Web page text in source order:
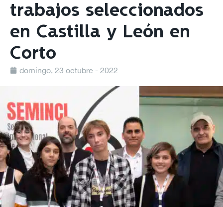
trabajos seleccionados
en Castilla y León en
Corto
domingo, 23 octubre - 2022